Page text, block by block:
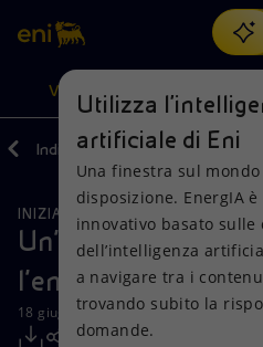
Cerca
scopri EnergIA, la nostra
artificiale.
VISIONE
Visione
Mission e valori
Persone e Partnership
Azioni
Diversificazione
Tecnologie per la transizione
Prodotti
Casa
Imprese
Indietro Media Comunicati
INIZIATIVE PER I TERRITORI
Un’estate al ritmo
l’energia di
18 giugno 2025 - 15:30 CEST
Utilizza
artificiale di Eni
Una finestra sul mondo
disposizione. EnergIA
innovativo basato sulle
dell’intelligenza
a navigare tra i
trovando subito la
domande.